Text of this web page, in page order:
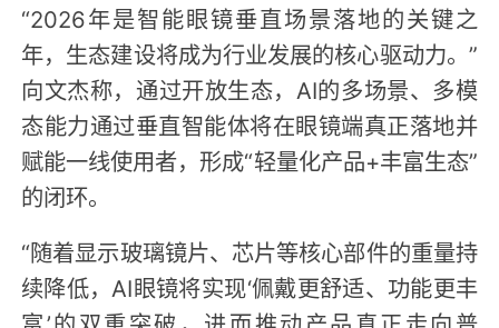
“2026年是智能眼镜垂直场景落地的关键之
年，生态建设将成为行业发展的核心驱动力。”
向文杰称，通过开放生态，AI的多场景、多模
态能力通过垂直智能体将在眼镜端真正落地并
赋能一线使用者，形成“轻量化产品+丰富生态”
的闭环。
“随着显示玻璃镜片、芯片等核心部件的重量持
续降低，AI眼镜将实现‘佩戴更舒适、功能更丰